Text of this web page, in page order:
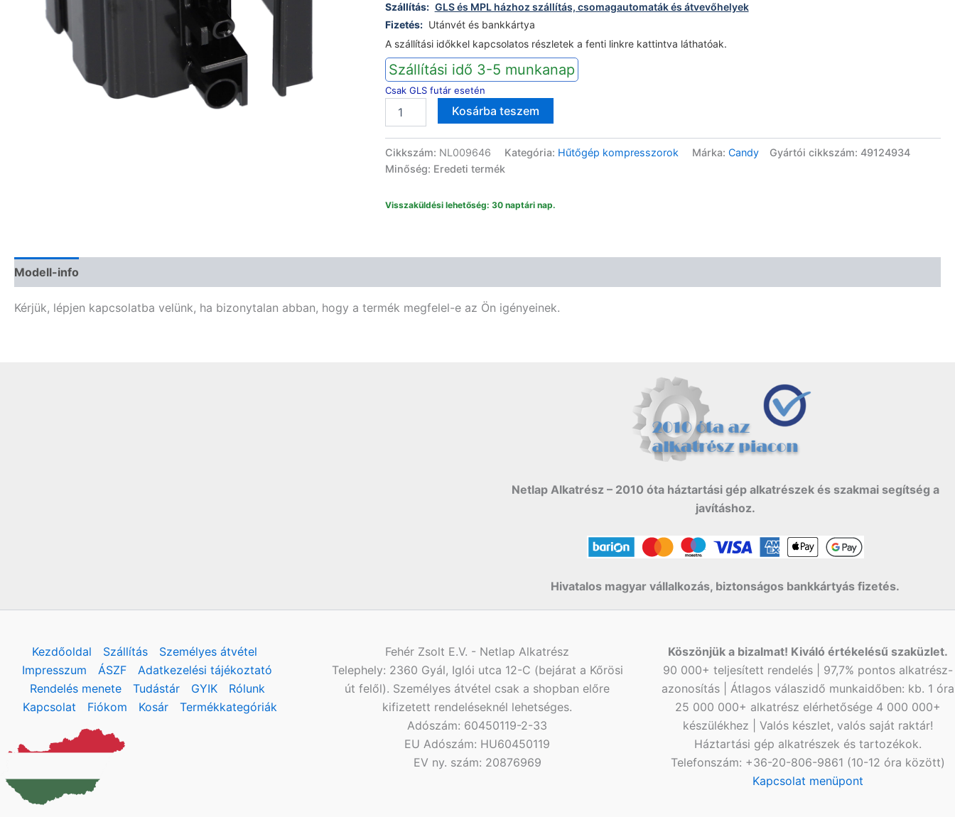
Szállítás: GLS és MPL házhoz szállítás, csomagautomaták és átvevőhelyek
Fizetés: Utánvét és bankkártya
A szállítási időkkel kapcsolatos részletek a fenti linkre kattintva láthatóak.
Szállítási idő 3-5 munkanap
Csak GLS futár esetén
hűtőgép
49124934
mennyiség
Kosárba teszem
Cikkszám: NL009646 Kategória: Hűtőgép kompresszorok Márka: Candy
Gyártói cikkszám: 49124934
Minőség: Eredeti termék
Visszaküldési lehetőség: 30 naptári nap.
Modell-info
Kérjük, lépjen kapcsolatba velünk, ha bizonytalan abban, hogy a termék megfelel-e az Ön igényeinek.
Netlap Alkatrész – 2010 óta háztartási gép alkatrészek és szakmai segítség a
javításhoz.
Hivatalos magyar vállalkozás, biztonságos bankkártyás fizetés.
Kezdőoldal Szállítás
Személyes átvétel
Impresszum
ÁSZF
Adatkezelési tájékoztató
Rendelés menete
Tudástár GYIK
Rólunk
Kapcsolat
Fiókom Kosár Termékkategóriák
Fehér Zsolt E.V. - Netlap Alkatrész
Telephely: 2360 Gyál, Iglói utca 12-C (bejárat a Kőrösi
út felől). Személyes átvétel csak a shopban előre
kifizetett rendeléseknél lehetséges.
Adószám: 60450119-2-33
EU Adószám: HU60450119
EV ny. szám: 20876969
Köszönjük a bizalmat! Kiváló értékelésű szaküzlet.
90 000+ teljesített rendelés | 97,7% pontos alkatrész-
azonosítás | Átlagos válaszidő munkaidőben: kb. 1 óra
25 000 000+ alkatrész elérhetősége 4 000 000+
készülékhez | Valós készlet, valós saját raktár!
Háztartási gép alkatrészek és tartozékok.
Telefonszám: +36-20-806-9861 (10-12 óra között)
Kapcsolat menüpont